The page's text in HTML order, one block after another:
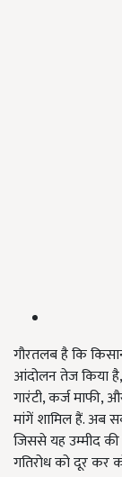
गौरतलब है कि
आंदोलन तेज किया
गारंटी, कर्ज माफी,
मांगें शामिल हैं. अब
जिससे यह उम्मीद
गतिरोध को दूर कर